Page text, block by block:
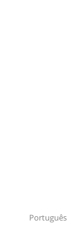
Português